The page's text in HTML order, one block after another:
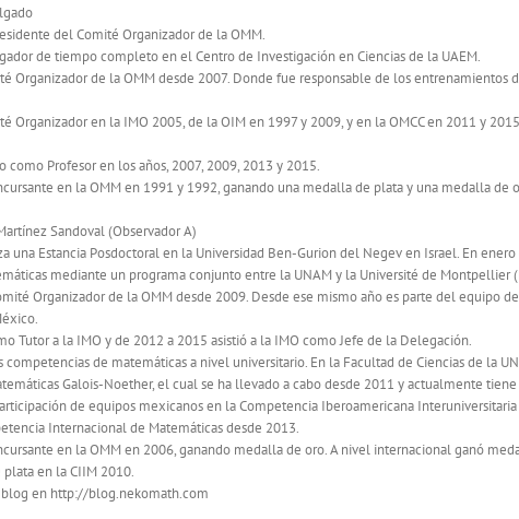
del Comité Organizador de la OMM.
de tiempo completo en el Centro de Investigación en Ciencias de la UAEM.
Organizador de la OMM desde 2007. Donde fue responsable de los entrenamientos
Organizador en la IMO 2005, de la OIM en 1997 y 2009, y en la OMCC en 2011 y
como Profesor en los años, 2007, 2009, 2013 y 2015.
en la OMM en 1991 y 1992, ganando una medalla de plata y una medalla de
Sandoval (Observador A)
una Estancia Posdoctoral en la Universidad Ben-Gurion del Negev en Israel. En
mediante un programa conjunto entre la UNAM y la Université de Montpellier
Organizador de la OMM desde 2009. Desde ese mismo año es parte del equipo
Tutor a la IMO y de 2012 a 2015 asistió a la IMO como Jefe de la Delegación.
competencias de matemáticas a nivel universitario. En la Facultad de Ciencias de la
Galois-Noether, el cual se ha llevado a cabo desde 2011 y actualmente tiene
de equipos mexicanos en la Competencia Iberoamericana
Internacional de Matemáticas desde 2013.
en la OMM en 2006, ganando medalla de oro. A nivel internacional ganó
en la CIIM 2010.
en http://blog.nekomath.com